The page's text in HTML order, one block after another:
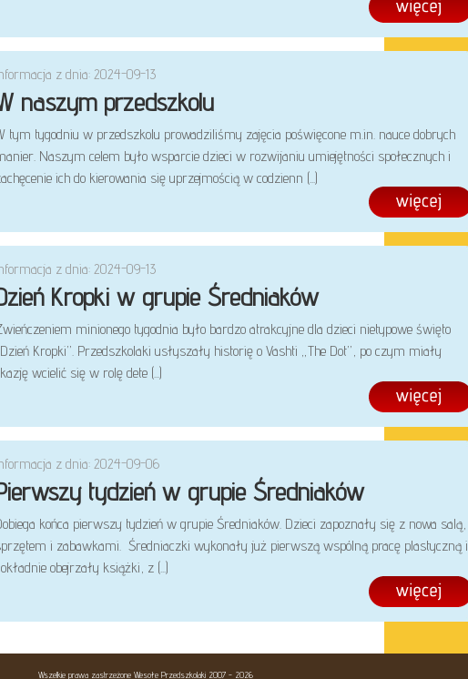
naszym przedszkolu
z dnia: 2024-09-13
tym tygodniu w przedszkolu prowadziliśmy zajęcia poświęcone m.in. nauce dobrych
Naszym celem było wsparcie dzieci w rozwijaniu umiejętności społecznych i
ich do kierowania się uprzejmością w codzienn (...)
Kropki w grupie Średniaków
z dnia: 2024-09-13
minionego tygodnia było bardzo atrakcyjne dla dzieci nietypowe święto
Kropki”. Przedszkolaki usłyszały historię o Vashti „The Dot”, po czym miały
wcielić się w rolę dete (...)
tydzień w grupie Średniaków
z dnia: 2024-09-06
końca pierwszy tydzień w grupie Średniaków. Dzieci zapoznały się z nowa salą,
i zabawkami. Średniaczki wykonały już pierwszą wspólną pracę plastyczną i
obejrzały książki, z (...)
Wszelkie prawa zastrzeżone Wesołe Przedszkolaki 2007 - 2026